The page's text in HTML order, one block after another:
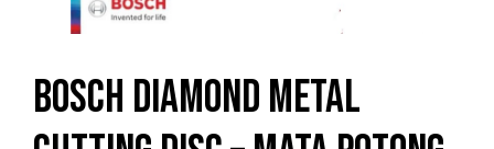
Bosch Diamond Metal